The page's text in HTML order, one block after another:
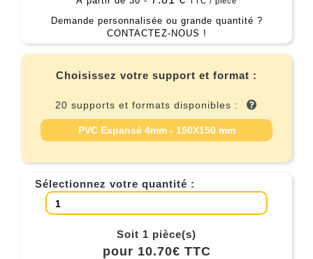
Demande personnalisée ou grande quantité ?
CONTACTEZ-NOUS !
Choisissez votre support et format :
20 supports et formats disponibles :
PVC Expansé 4mm - 150X150 mm
Sélectionnez votre quantité :
Soit 1 pièce(s)
pour 10.70€ TTC